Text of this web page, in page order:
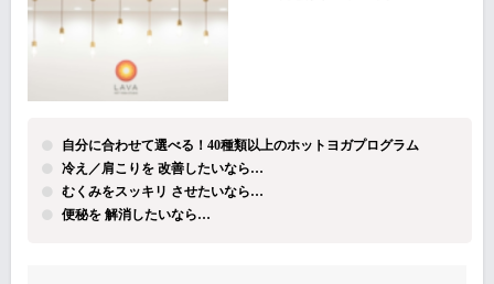
自分に合わせて選べる！40種類以上のホットヨガプログラム
冷え／肩こりを 改善したいなら…
むくみをスッキリ させたいなら…
便秘を 解消したいなら…